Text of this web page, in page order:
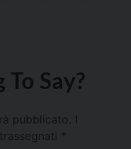
Say?
pubblicato.
*